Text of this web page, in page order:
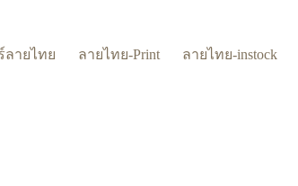
ลายไทย ลายไทย-Print ลายไทย-instock